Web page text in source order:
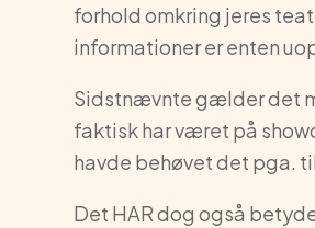
forhold omkring jeres
informationer er enten
Sidstnævnte gælder det
faktisk har været på
havde behøvet det pga.
Det HAR dog også